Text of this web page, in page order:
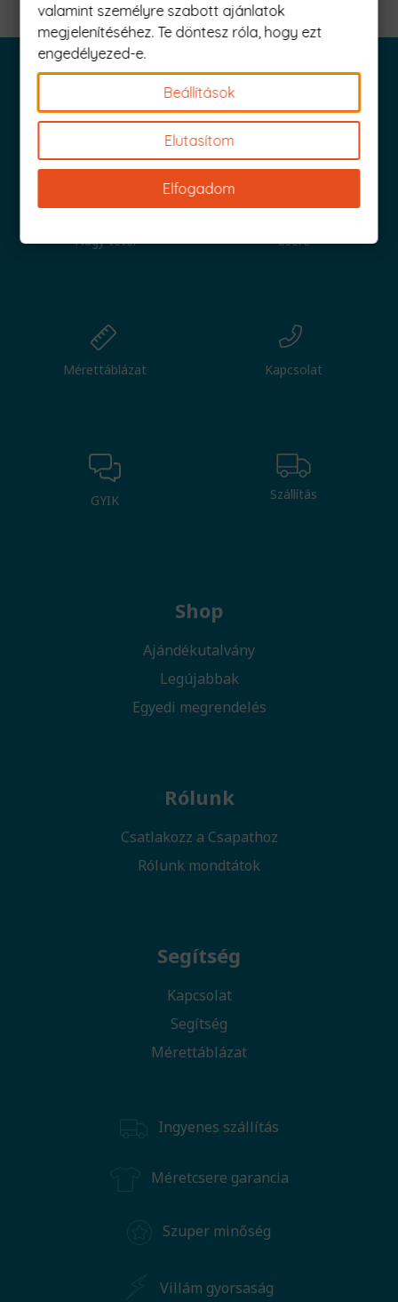
Iratkozz fel és küldjük is az 1000 Ft értékű kuponod!
Nagy tétel Csere
Mérettáblázat Kapcsolat
GYIK Szállítás
Shop
Ajándékutalvány
Legújabbak
Egyedi megrendelés
Rólunk
Csatlakozz a Csapathoz
Rólunk mondtátok
Segítség
Kapcsolat
Segítség
Mérettáblázat
Ingyenes szállítás
Méretcsere garancia
Szuper minőség
Villám gyorsaság
valamint személyre szabott ajánlatok
megjelenítéséhez. Te döntesz róla, hogy ezt
engedélyezed-e.
Beállítások
Elutasítom
Elfogadom